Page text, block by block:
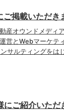
掲載いただき
産オウンドメディ
営とWebマーケテ
サルティングをは
ご紹介いただ